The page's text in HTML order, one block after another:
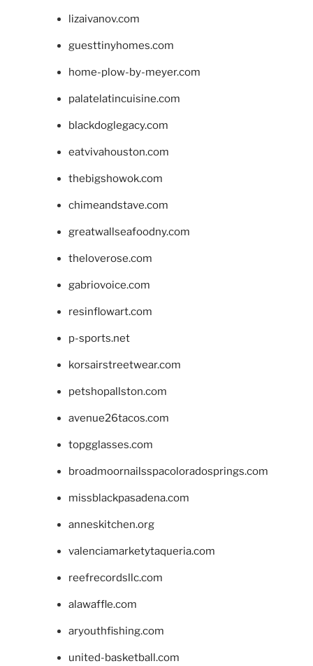
lizaivanov.com
guesttinyhomes.com
home-plow-by-meyer.com
palatelatincuisine.com
blackdoglegacy.com
eatvivahouston.com
thebigshowok.com
chimeandstave.com
greatwallseafoodny.com
theloverose.com
gabriovoice.com
resinflowart.com
p-sports.net
korsairstreetwear.com
petshopallston.com
avenue26tacos.com
topgglasses.com
broadmoornailsspacoloradosprings.com
missblackpasadena.com
anneskitchen.org
valenciamarketytaqueria.com
reefrecordsllc.com
alawaffle.com
aryouthfishing.com
united-basketball.com